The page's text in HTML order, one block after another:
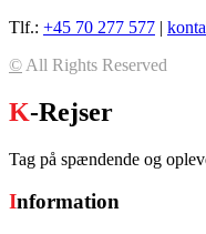
Tlf.: +45 70 277 577 |
© All Rights Reserved
K-Rejser
Tag på spændende og
Information